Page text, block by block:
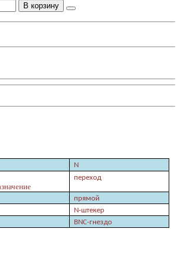
В корзину
N
переход
прямой
N-штекер
BNC-гнездо